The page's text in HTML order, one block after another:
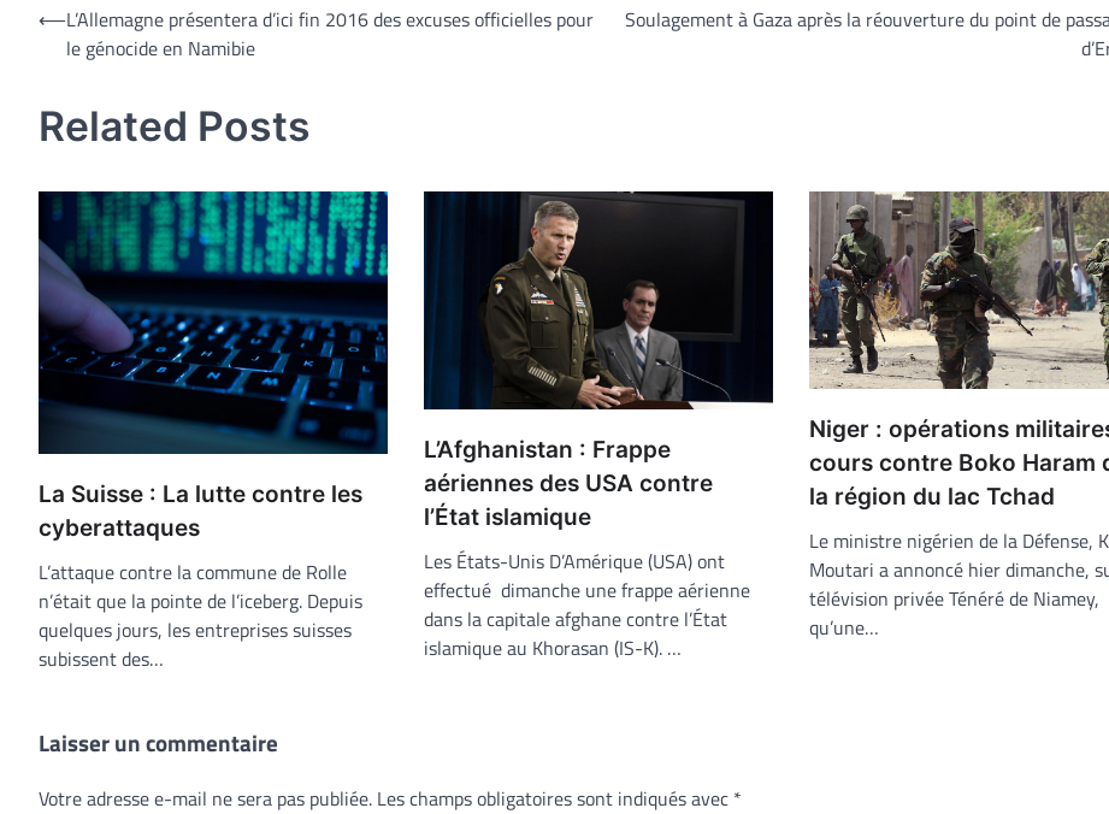
Navigation
⟵L’Allemagne présentera d’ici fin 2016 des excuses officielles pour
le génocide en Namibie
Soulagement à Gaza après la réouverture du point de
Related Posts
La Suisse : La lutte contre les
cyberattaques
L’attaque contre la commune de Rolle
n’était que la pointe de l’iceberg. Depuis
quelques jours, les entreprises suisses
subissent des…
L’Afghanistan : Frappe
aériennes des USA contre
l’État islamique
Les États-Unis D’Amérique (USA) ont
effectué dimanche une frappe aérienne
dans la capitale afghane contre l’État
islamique au Khorasan (IS-K). …
Niger : opérations
cours contre Boko Haram
la région du lac Tchad
Le ministre nigérien de la Défense,
Moutari a annoncé hier dimanche,
télévision privée Ténéré de Niamey,
qu’une…
Laisser un commentaire
Votre adresse e-mail ne sera pas publiée. Les champs obligatoires sont indiqués avec *